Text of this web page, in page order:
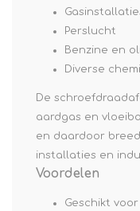
Perslucht
Benzine en
Diverse
De
aardgas en
en daardoor
installaties en
Voordelen
Geschikt